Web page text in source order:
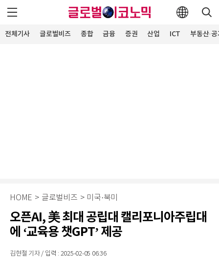
전체기사 글로벌비즈 종합 금융 증권 산업 ICT 부동산·
HOME > 글로벌비즈 > 미국·북미
오픈AI, 美 최대 공립대 캘리포니아주립대
에 ‘교육용 챗GPT’ 제공
김현철 기자 / 입력 : 2025-02-05 06:36